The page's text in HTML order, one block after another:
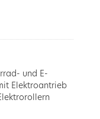
und E-
Elektroantrieb